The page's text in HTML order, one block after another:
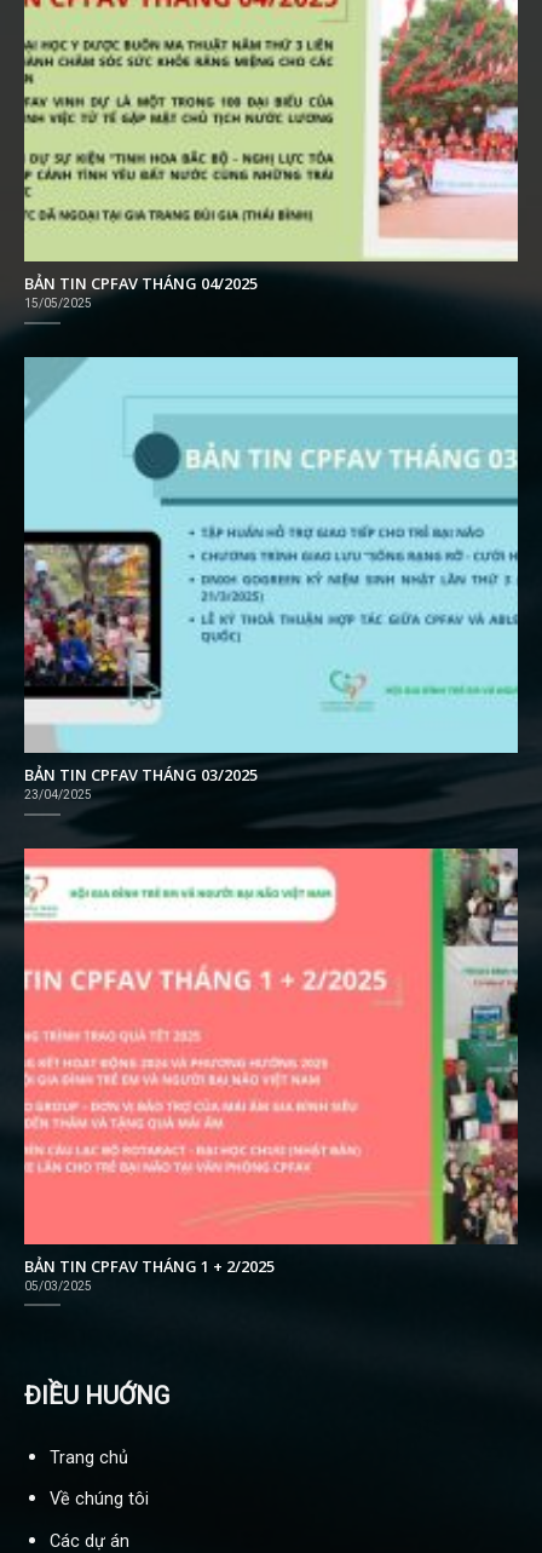
BẢN TIN CPFAV THÁNG 04/2025
15/05/2025
BẢN TIN CPFAV THÁNG 03/2025
23/04/2025
BẢN TIN CPFAV THÁNG 1 + 2/2025
05/03/2025
ĐIỀU HUỚNG
Trang chủ
Về chúng tôi
Các dự án